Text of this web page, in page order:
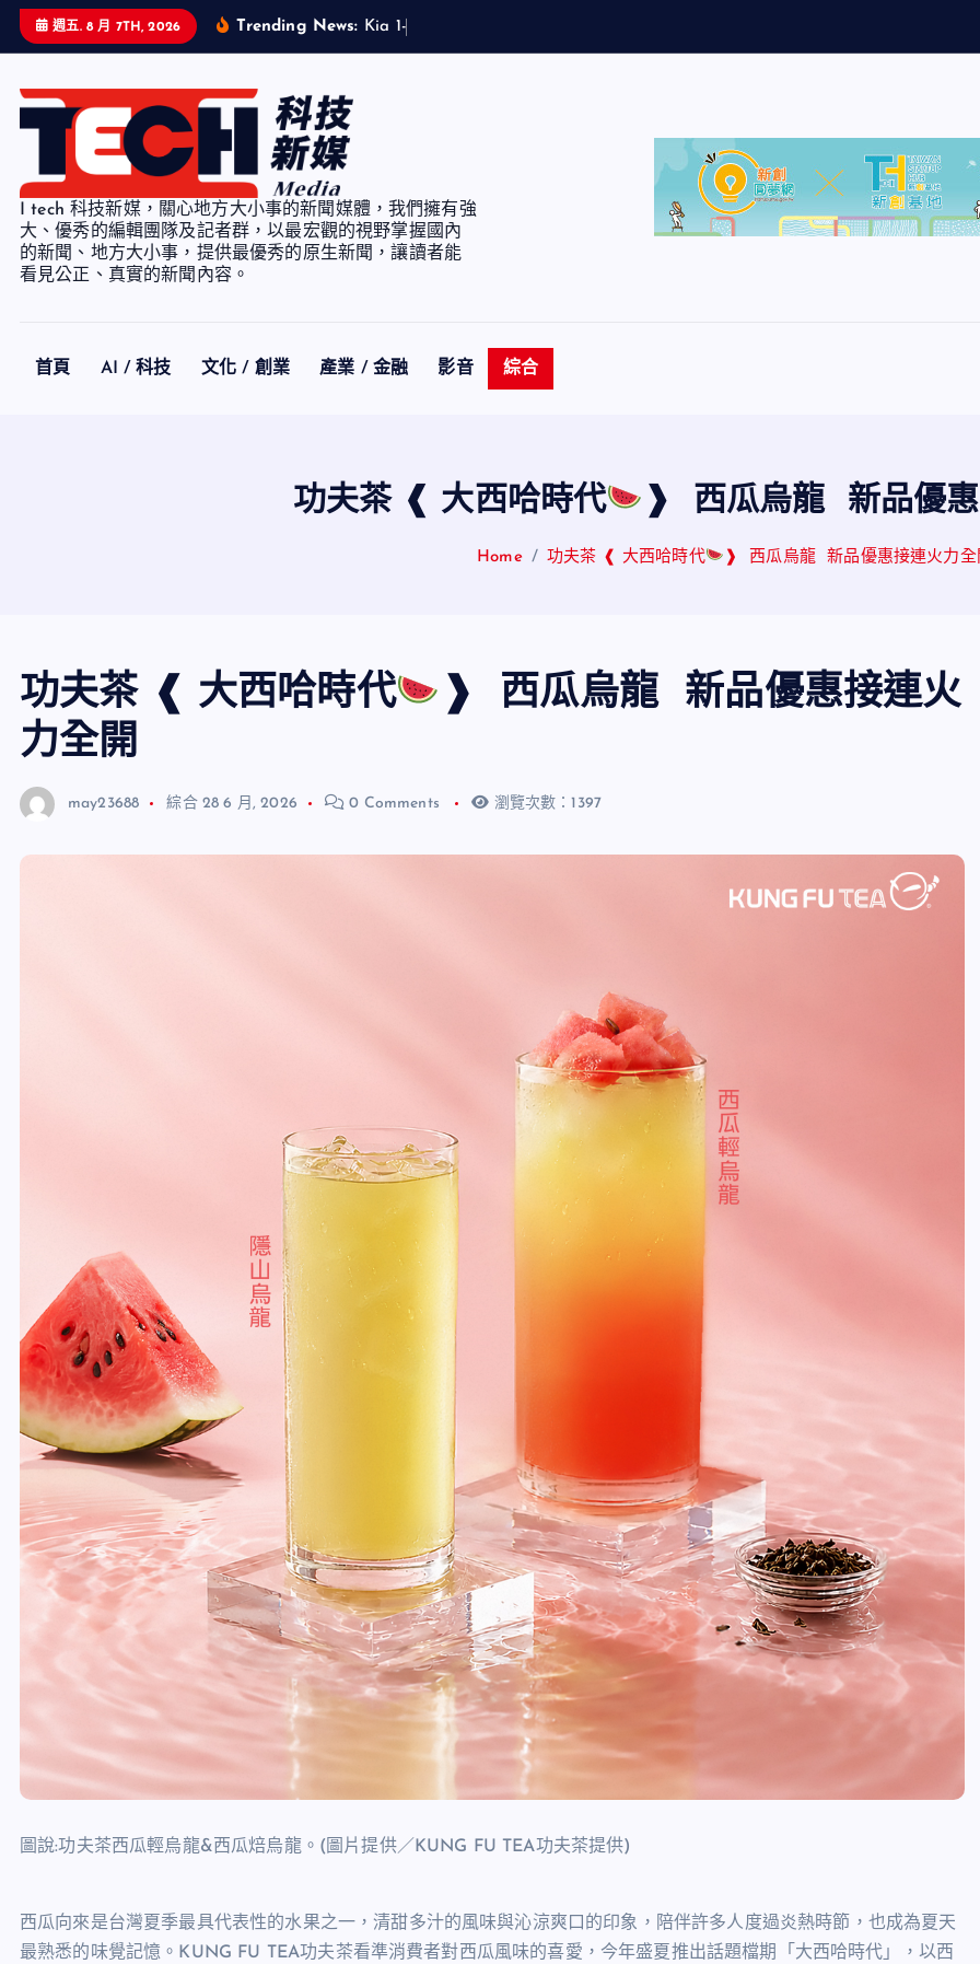
週五. 8 月 7TH, 2026 Trending News: Kia 1-
I tech 科技新媒，關心地方大小事的新聞媒體，我們擁有強
大、優秀的編輯團隊及記者群，以最宏觀的視野掌握國內
的新聞、地方大小事，提供最優秀的原生新聞，讓讀者能
看見公正、真實的新聞內容。
首頁 AI / 科技 文化 / 創業 產業 / 金融 影音 綜合
功夫茶 ❰ 大西哈時代 ❱ 西瓜烏龍 新品優惠
Home 功夫茶 ❰ 大西哈時代 ❱ 西瓜烏龍 新品優惠接連火力全
功夫茶 ❰ 大西哈時代
❱ 西瓜烏龍 新品優惠接連火
力全開
may23688 綜合 28 6 月, 2026 0 Comments 瀏覽次數：1397
圖說:功夫茶西瓜輕烏龍&西瓜焙烏龍。(圖片提供／KUNG FU TEA功夫茶提供)
西瓜向來是台灣夏季最具代表性的水果之一，清甜多汁的風味與沁涼爽口的印象，陪伴許多人度過炎熱時節，也成為夏天
最熟悉的味覺記憶。KUNG FU TEA功夫茶看準消費者對西瓜風味的喜愛，今年盛夏推出話題檔期「大西哈時代」，以西